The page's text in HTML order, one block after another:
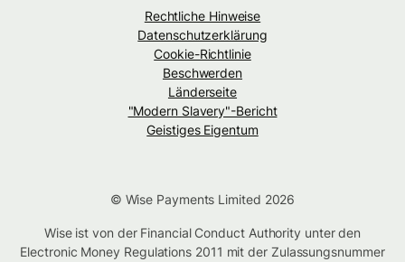
Rechtliche Hinweise
Datenschutzerklärung
Cookie-Richtlinie
Beschwerden
Länderseite
"Modern Slavery"-Bericht
Geistiges Eigentum
© Wise Payments Limited 2026
Wise ist von der Financial Conduct Authority unter den
Electronic Money Regulations 2011 mit der Zulassungsnummer